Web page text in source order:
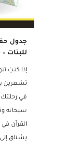
جدول
للبنات
إذا كنتِ
تشعرين
في رحلتك
سبحانه